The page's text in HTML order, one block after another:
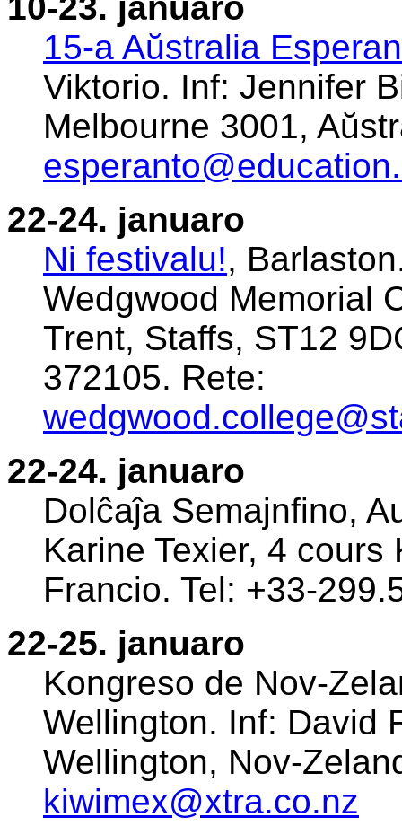
10-23. januaro
15-a Aŭstralia
Viktorio. Inf: Jennifer
Melbourne 3001,
22-24. januaro
Ni festivalu!,
Wedgwood Memorial
Trent, Staffs, ST12
372105. Rete:
22-24. januaro
Dolĉaĵa Semajnfino,
Karine Texier, 4
Francio. Tel: +33-
22-25. januaro
Kongreso de Nov-
Wellington. Inf: David
Wellington, Nov-
kiwimex@xtra.co.nz